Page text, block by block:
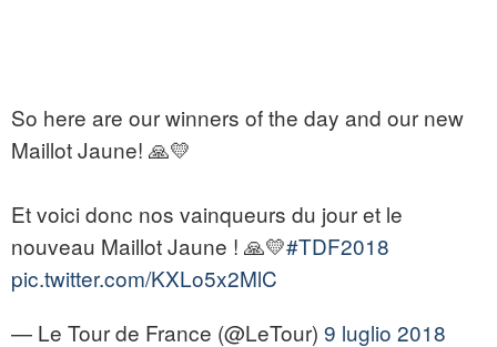
So here are our winners of the day and our new
Maillot Jaune! 🙏💛
Et voici donc nos vainqueurs du jour et le
nouveau Maillot Jaune ! 🙏💛#TDF2018
pic.twitter.com/KXLo5x2MlC
— Le Tour de France (@LeTour) 9 luglio 2018